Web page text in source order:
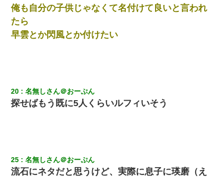
俺も自分の子供じゃなくて名付けて良いと言われ
たら
早雲とか閃風とか付けたい
20 名無しさん＠おーぷん
探せばもう既に5人くらいルフィいそう
25 名無しさん＠おーぷん
流石にネタだと思うけど、実際に息子に瑛磨（え